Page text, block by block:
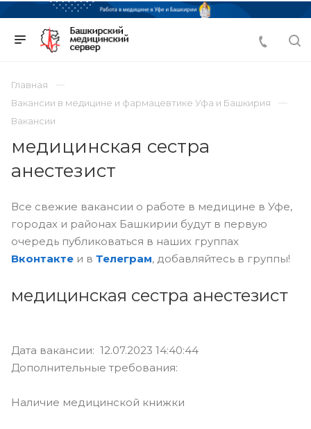
Главная
Вакансии в медицине и фармацевтике Уфа и Башкирия
Вакансии
медицинская сестра
анестезист
Все свежие вакансии о работе в медицине в Уфе,
городах и районах Башкирии будут в первую
очередь публиковаться в наших группах
Вконтакте и в Телеграм, добавляйтесь в группы!
медицинская сестра анестезист
Дата вакансии: 12.07.2023 14:40:44
Дополнительные требования:
Наличие медицинской книжки